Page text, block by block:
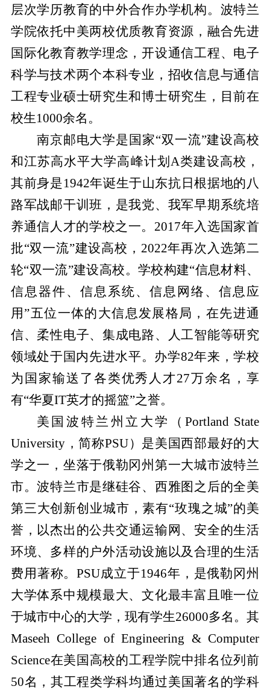
层次学历教育的中外合作办学机构。波特兰
学院依托中美两校优质教育资源，融合先进
国际化教育教学理念，开设通信工程、电子
科学与技术两个本科专业，招收信息与通信
工程专业硕士研究生和博士研究生，目前在
校生1000余名。
南京邮电大学是国家“双一流”建设高校
和江苏高水平大学高峰计划 A类建设高校，
其前身是1942年诞生于山东抗日根据地的八
路军战邮干训班，是我党、我军早期系统培
养通信人才的学校之一。 2017年入选国家首
批“双一流”建设高校， 2022年再次入选第二
轮“双一流”建设高校。学校构建“信息材料、
信息器件、信息系统、信息网络、信息应
用”五位一体的大信息发展格局，在先进通
信、柔性电子、集成电路、人工智能等研究
领域处于国内先进水平。办学82年来，学校
为国家输送了各类优秀人才27万余名，享
有“华夏IT英才的摇篮”之誉。
美国波特兰州立大学（ Portland State
University，简称PSU）是美国西部最好的大
学之一，坐落于俄勒冈州第一大城市波特兰
市。波特兰市是继硅谷、西雅图之后的全美
第三大创新创业城市，素有“玫瑰之城”的美
誉，以杰出的公共交通运输网 、安全的生活
环境、多样的户外活动设施以及合理的生活
费用著称。PSU成立于1946年，是俄勒冈州
大学体系中规模最大、文化最丰富且唯一位
于城市中心的大学，现有学生26000多名。其
Maseeh College of Engineering & Computer
Science在美国高校的工程学院中排名位列前
50名，其工程类学科均通过美国著名的学科